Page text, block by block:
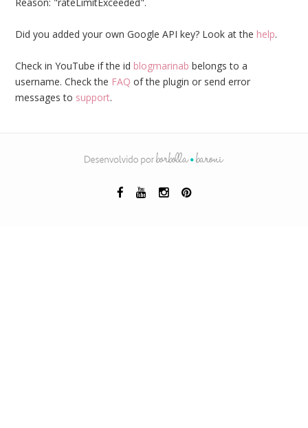
Did you added your own Google API key? Look at the help.
Check in YouTube if the id blogmarinab belongs to a
username. Check the FAQ of the plugin or send error
messages to support.